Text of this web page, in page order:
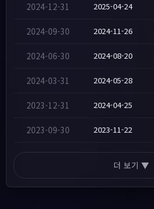
2024-12-31 2025-04-24
2024-09-30 2024-11-26
2024-06-30 2024-08-20
2024-03-31 2024-05-28
2023-12-31 2024-04-25
2023-09-30 2023-11-22
더 보기 ▼